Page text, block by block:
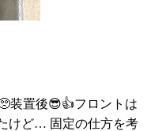
装置後😎👍フロントは
けど… 固定の仕方を考